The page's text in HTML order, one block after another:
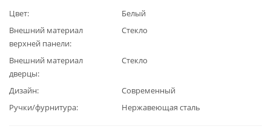
Цвет
Белый
Внешний материал
верхней панели
Стекло
Внешний материал
дверцы
Стекло
Дизайн
Современный
Ручки/фурнитура
Нержавеющая сталь